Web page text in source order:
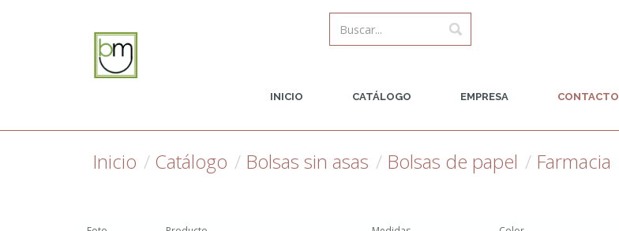
INICIO CATÁLOGO EMPRESA CONTACTO
Inicio Catálogo Bolsas sin asas Bolsas de papel Farmacia